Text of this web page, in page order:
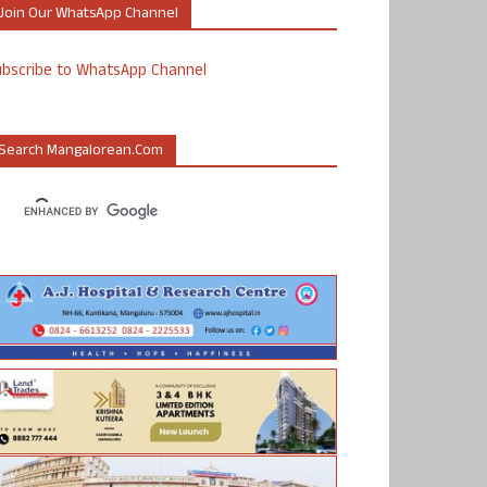
Our WhatsApp Channel
to WhatsApp Channel
Mangalorean.com